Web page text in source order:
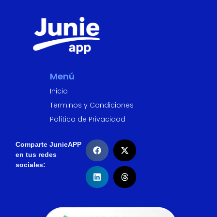
Menú
Inicio
Terminos y Condiciones
Política de Privacidad
Comparte JunieAPP
en tus redes
sociales: